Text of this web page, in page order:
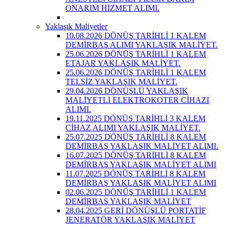
ONARIM HİZMET ALIMI.
Yaklaşık Maliyetler
10.08.2026 DÖNÜŞ TARİHLİ 1 KALEM
DEMİRBAŞ ALIMI YAKLAŞIK MALİYET.
25.06.2026 DÖNÜŞ TARİHLİ 1 KALEM
ETAJAR YAKLAŞIK MALİYET.
25.06.2026 DÖNÜŞ TARİHLİ 1 KALEM
TELSİZ YAKLAŞIK MALİYET.
29.04.2026 DÖNÜŞLÜ YAKLAŞIK
MALİYETLİ ELEKTROKOTER CİHAZI
ALIMI.
19.11.2025 DÖNÜŞ TARİHLİ 3 KALEM
CİHAZ ALIMI YAKLAŞIK MALİYET.
25.07.2025 DÖNÜŞ TARİHLİ 8 KALEM
DEMİRBAŞ YAKLAŞIK MALİYET ALIMI.
16.07.2025 DÖNÜŞ TARİHLİ 8 KALEM
DEMİRBAŞ YAKLAŞIK MALİYET ALIMI
11.07.2025 DÖNÜŞ TARİHLİ 8 KALEM
DEMİRBAŞ YAKLAŞIK MALİYET ALIMI
02.06.2025 DÖNÜŞ TARİHLİ 1 KALEM
DEMİRBAŞ YAKLAŞIK MALİYET
28.04.2025 GERİ DÖNÜŞLÜ PORTATİF
JENERATÖR YAKLAŞIK MALİYET